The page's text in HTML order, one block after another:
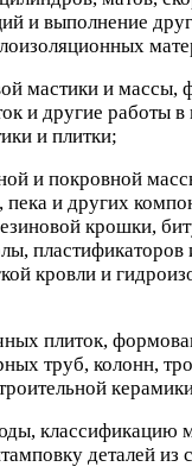
и выполнение
мастики и массы,
и другие работы в
и плитки;
и покровной
и других
крошки,
пластификаторов
кровли и
плиток,
труб, колонн,
классификацию
деталей